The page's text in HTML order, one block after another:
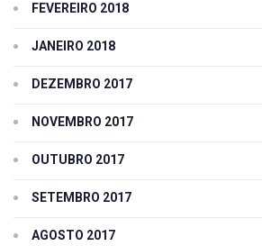
FEVEREIRO 2018
JANEIRO 2018
DEZEMBRO 2017
NOVEMBRO 2017
OUTUBRO 2017
SETEMBRO 2017
AGOSTO 2017